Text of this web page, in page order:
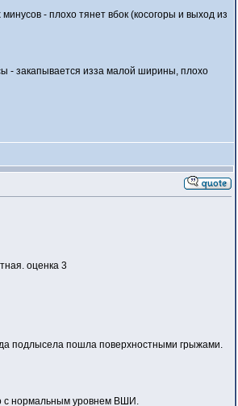
- плохо тянет вбок (косогоры и выход из
- закапывается изза малой ширины, плохо
оценка 3
подлысела пошла поверхностными грыжами.
с нормальным уровнем ВШИ.